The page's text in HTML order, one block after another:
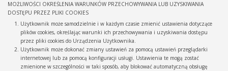
MOŻLIWOŚCI OKREŚLENIA WARUNKÓW PRZECHOWYWANIA LUB UZYSKIWANIA
DOSTĘPU PRZEZ PLIKI COOKIES
Użytkownik może samodzielnie i w każdym czasie zmienić ustawienia dotyczące
plików cookies, określając warunki ich przechowywania i uzyskiwania dostępu
przez pliki cookies do Urządzenia Użytkownika.
Użytkownik może dokonać zmiany ustawień za pomocą ustawień przeglądarki
internetowej lub za pomocą konfiguracji usługi. Ustawienia te mogą zostać
zmienione w szczególności w taki sposób, aby blokować automatyczną obsługę